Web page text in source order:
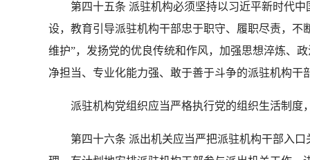
第四十五条 派驻机构必须坚持以习近平新时代中
设，教育引导派驻机构干部忠于职守、履职尽责，不
维护”，发扬党的优良传统和作风，加强思想淬炼、
净担当、专业化能力强、敢于善于斗争的派驻机构干
派驻机构党组织应当严格执行党的组织生活制度
第四十六条 派出机关应当严把派驻机构干部入口